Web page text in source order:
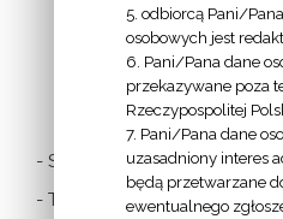
LINKI
- Stolica Apostolska
- Twitter Papieża
5. odbiorcą Pani/
osobowych jest
6. Pani/Pana dane
przekazywane poza
Rzeczypospolitej
7. Pani/Pana dane
uzasadniony interes
będą przetwarzane
ewentualnego